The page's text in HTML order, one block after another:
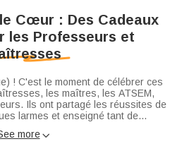
Cœur : Des Cadeaux
les Professeurs et
! C'est le moment de célébrer ces
les maîtres, les ATSEM,
Ils ont partagé les réussites de
larmes et enseigné tant de
geste de reconnaissance sincère.
poussière !". Ils aiment les objets
more